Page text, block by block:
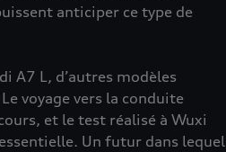
anticiper ce type de
A7 L, d’autres modèles
voyage vers la conduite
et le test réalisé à Wuxi
Un futur dans lequel